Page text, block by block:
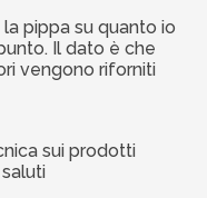
pippa su quanto io
Il dato è che
vengono riforniti
sui prodotti